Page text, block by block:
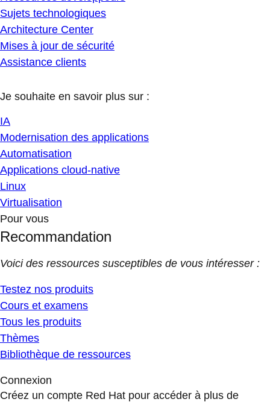
Sujets technologiques
Architecture Center
Mises à jour de sécurité
Assistance clients
Je souhaite en savoir plus sur :
IA
Modernisation des applications
Automatisation
Applications cloud-native
Linux
Virtualisation
Pour vous
Recommandation
Voici des ressources susceptibles de vous intéresser :
Testez nos produits
Cours et examens
Tous les produits
Thèmes
Bibliothèque de ressources
Connexion
Créez un compte Red Hat pour accéder à plus de